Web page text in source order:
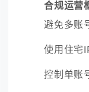
合规运营
避免多账
使用住宅
控制单账